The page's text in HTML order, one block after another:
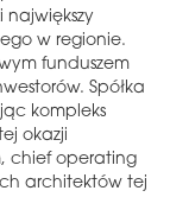
największy
w regionie.
funduszem
Spółka
kompleks
okazji
chief operating
architektów tej